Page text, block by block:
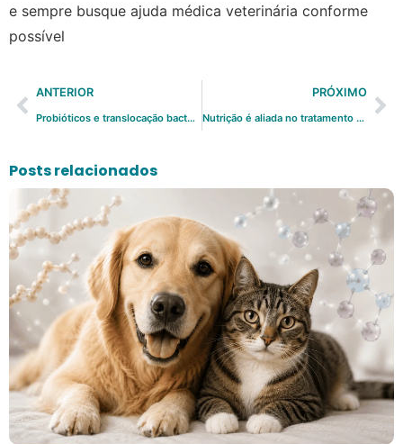
e sempre busque ajuda médica veterinária conforme
possível
ANTERIOR
Probióticos e translocação bacteriana: prevenção ou risco?
PRÓXIMO
Nutrição é aliada no tratamento veterinário contra malasseziose
Posts relacionados